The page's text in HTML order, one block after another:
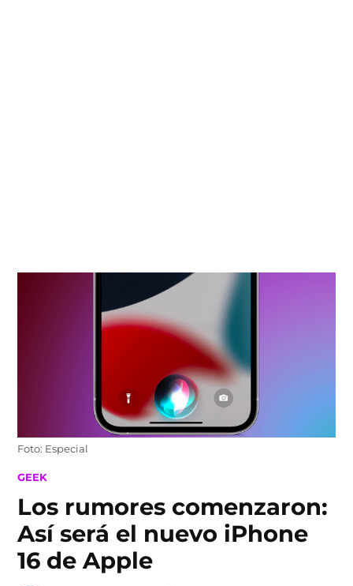
Foto: Especial
POSTED
GEEK
Los rumores comenzaron:
Así será el nuevo iPhone
16 de Apple